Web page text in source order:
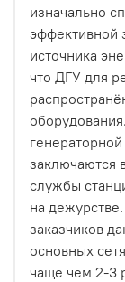
изначально
эффективной
источника
что ДГУ для
заключаются
службы
на
заказчиков
основных
чаще чем 2-3